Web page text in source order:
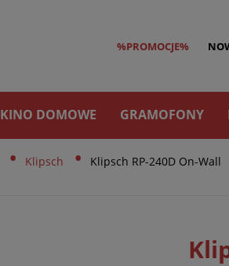
%PROMOCJE%
KINO DOMOWE GRAMOFONY
• Klipsch • Klipsch RP-240D On-Wall